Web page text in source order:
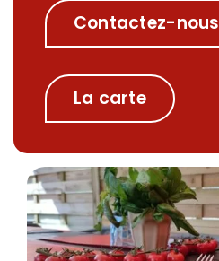
Contactez-nous
La carte